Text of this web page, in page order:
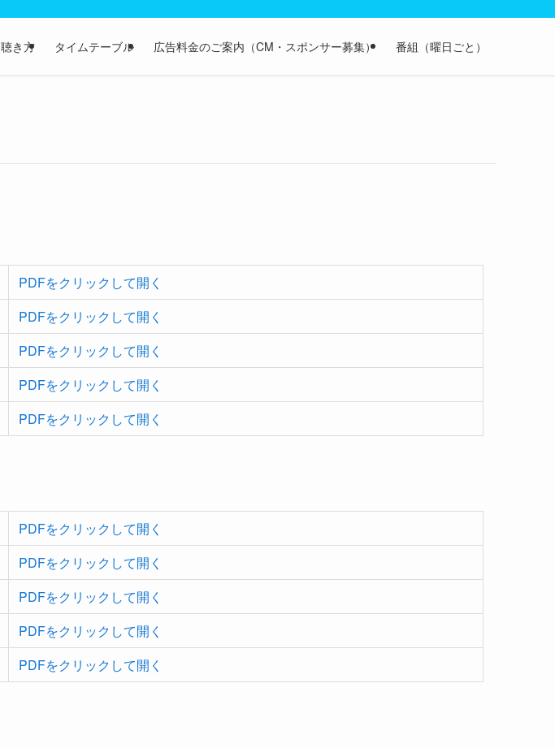
聴き方 タイムテーブル 広告料金のご案内（CM・スポンサー募集） 番組（曜日ごと）
PDFをクリックして開く
PDFをクリックして開く
PDFをクリックして開く
PDFをクリックして開く
PDFをクリックして開く
PDFをクリックして開く
PDFをクリックして開く
PDFをクリックして開く
PDFをクリックして開く
PDFをクリックして開く